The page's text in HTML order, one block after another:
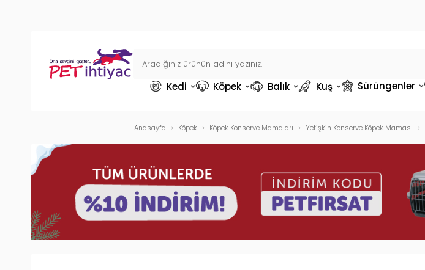
Kedi Köpek Balık Kuş Sürüngenler
Anasayfa Köpek Köpek Konserve Mamaları Yetişkin Konserve Köpek Maması